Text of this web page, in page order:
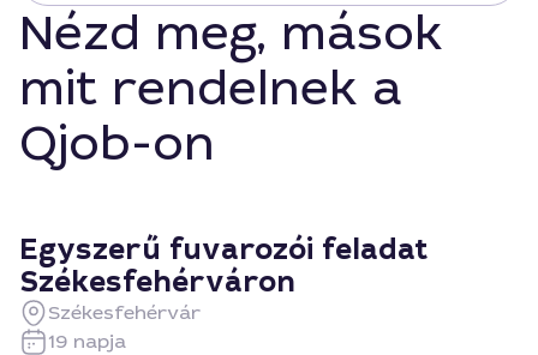
Nézd meg, mások
mit rendelnek a
Qjob-on
Egyszerű fuvarozói feladat
Székesfehérváron
Székesfehérvár
19 napja